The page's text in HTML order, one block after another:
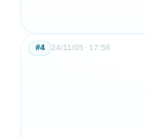
24/11/05 17:58
#4